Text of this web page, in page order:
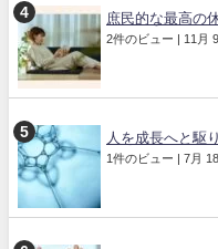
庶民的な最高の
2件のビュー 11月
人を成長へと駆
1件のビュー 7月